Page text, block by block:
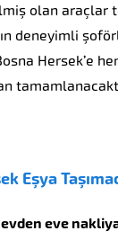
olan araçlar
deneyimli
Hersek’e
Eşya
eve